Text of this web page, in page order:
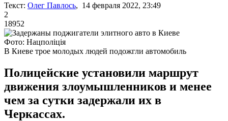
Текст: Олег Павлось, 14 февраля 2022, 23:49
2
18952
Фото: Нацполіція
В Киеве трое молодых людей подожгли автомобиль
Полицейские установили маршрут
движения злоумышленников и менее
чем за сутки задержали их в
Черкассах.